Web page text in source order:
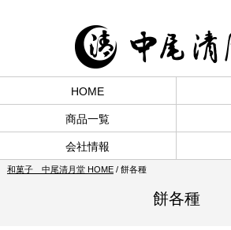
HOME
商品一覧
会社情報
和菓子 中尾清月堂 HOME/ 餅各種
餅各種